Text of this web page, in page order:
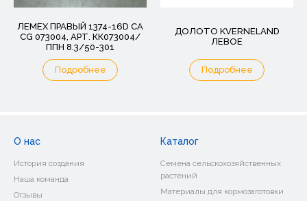
ЛЕМЕХ ПРАВЫЙ 1374-16D CA
CG 073004, АРТ. КК073004/
ППН 8.3/50-301
Подробнее
ДОЛОТО KVERNELAND
ЛЕВОЕ
Подробнее
О нас
История создания
Наша команда
Отзывы
Каталог
Семена сельскохозяйственных
растений
Материалы для кормозаготовки